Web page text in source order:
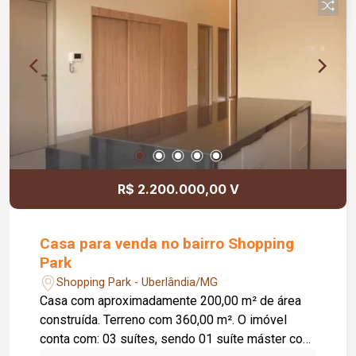
inclusa no condomínio, zelador e limpeza das
áreas comuns, copa, DML (Depósito de Material
de segurança e internet disponível. Como
diferencial, existe a possibilidade de ampliação
da área da sala, conforme a necessidade do
locatário. Entre em contato para mais
informações e agende uma visita.
R$ 2.200.000,00 V
Casa para venda no bairro Shopping
Park
Shopping Park - Uberlândia/MG
Casa com aproximadamente 200,00 m² de área
construída. Terreno com 360,00 m². O imóvel
conta com: 03 suítes, sendo 01 suíte máster com